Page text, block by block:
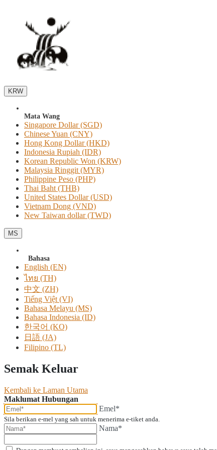
KRW
Mata Wang
Singapore Dollar (SGD)
Chinese Yuan (CNY)
Hong Kong Dollar (HKD)
Indonesia Rupiah (IDR)
Korean Republic Won (KRW)
Malaysia Ringgit (MYR)
Philippine Peso (PHP)
Thai Baht (THB)
United States Dollar (USD)
Vietnam Dong (VND)
New Taiwan dollar (TWD)
MS
Bahasa
English (EN)
ไทย (TH)
中文 (ZH)
Tiếng Việt (VI)
Bahasa Melayu (MS)
Bahasa Indonesia (ID)
한국어 (KO)
日語 (JA)
Filipino (TL)
Semak Keluar
Kembali ke Laman Utama
Maklumat Hubungan
Emel*
Sila berikan e-mel yang sah untuk menerima e-tiket anda.
Nama*